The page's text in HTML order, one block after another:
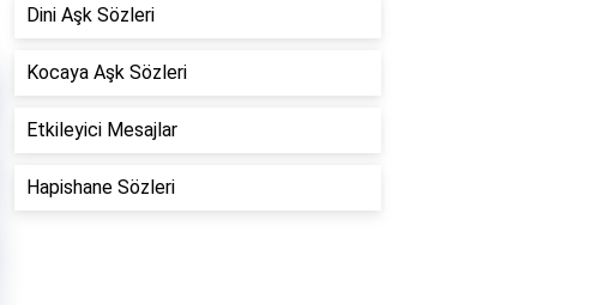
Dini Aşk Sözleri
Kocaya Aşk Sözleri
Etkileyici Mesajlar
Hapishane Sözleri